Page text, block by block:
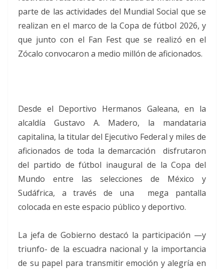
parte de las actividades del Mundial Social que se
realizan en el marco de la Copa de fútbol 2026, y
que junto con el Fan Fest que se realizó en el
Zócalo convocaron a medio millón de aficionados.
Desde el Deportivo Hermanos Galeana, en la
alcaldía Gustavo A. Madero, la mandataria
capitalina, la titular del Ejecutivo Federal y miles de
aficionados de toda la demarcación disfrutaron
del partido de fútbol inaugural de la Copa del
Mundo entre las selecciones de México y
Sudáfrica, a través de una mega pantalla
colocada en este espacio público y deportivo.
La jefa de Gobierno destacó la participación —y
triunfo- de la escuadra nacional y la importancia
de su papel para transmitir emoción y alegría en